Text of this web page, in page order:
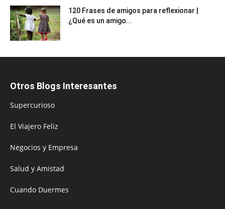
120 Frases de amigos para reflexionar |
¿Qué es un amigo...
Otros Blogs Interesantes
Supercurioso
El Viajero Feliz
Negocios y Empresa
Salud y Amistad
Cuando Duermes